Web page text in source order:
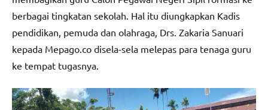
berbagai tingkatan sekolah. Hal itu diungkapkan Kadis
pendidikan, pemuda dan olahraga, Drs. Zakaria Sanuari
kepada Mepago.co disela-sela melepas para tenaga guru
ke tempat tugasnya.